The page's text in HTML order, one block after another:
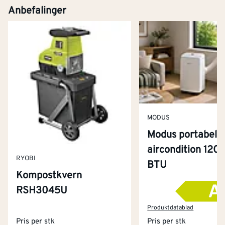
Anbefalinger
RYOBI
Kompostkvern
RSH3045U
Pris per stk
MODUS
Modus portabel
aircondition
BTU
Produktdatablad
Pris per stk